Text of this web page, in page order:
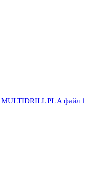
MULTIDRILL PL A файл 1